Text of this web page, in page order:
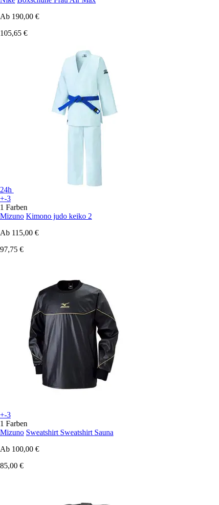
Ab 190,00 €
105,65 €
24h
+-3
1 Farben
Mizuno Kimono judo keiko 2
Ab 115,00 €
97,75 €
+-3
1 Farben
Mizuno Sweatshirt Sweatshirt Sauna
Ab 100,00 €
85,00 €